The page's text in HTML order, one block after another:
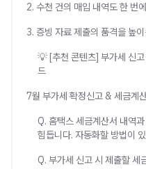
2. 수천 건의 매입 내역도 한 번
3. 증빙 자료 제출의 품격을 높
💡 [추천 콘텐츠] 부가세 신
드
7월 부가세 확정신고 & 세금계
Q. 홈택스 세금계산서 내역
힘듭니다. 자동화할 방법이
Q. 부가세 신고 시 제출할 세